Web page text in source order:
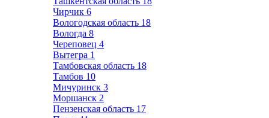
Чирчик 6
Вологодская область 18
Вологда 8
Череповец 4
Вытегра 1
Тамбовская область 18
Тамбов 10
Мичуринск 3
Моршанск 2
Пензенская область 17